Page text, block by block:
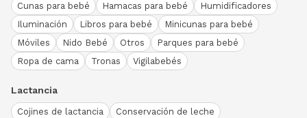
Cunas para bebé
Hamacas para bebé
Humidificadores
Iluminación
Libros para bebé
Minicunas para bebé
Móviles
Nido Bebé Otros
Parques para bebé
Ropa de cama
Tronas Vigilabebés
Lactancia
Cojines de lactancia
Conservación de leche